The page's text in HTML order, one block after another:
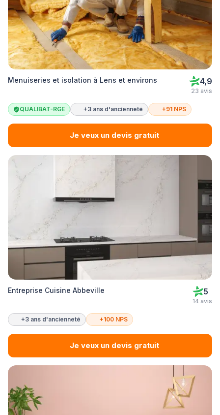
Menuiseries et isolation à Lens et environs 4,9
23 avis
QUALIBAT-RGE +3 ans d'ancienneté +91 NPS
Je veux un devis gratuit
Entreprise Cuisine Abbeville 5
14 avis
+3 ans d'ancienneté +100 NPS
Je veux un devis gratuit